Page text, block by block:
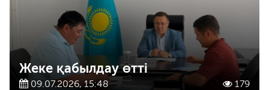
Жеке қабылдау өтті
09.07.2026, 15:48 179